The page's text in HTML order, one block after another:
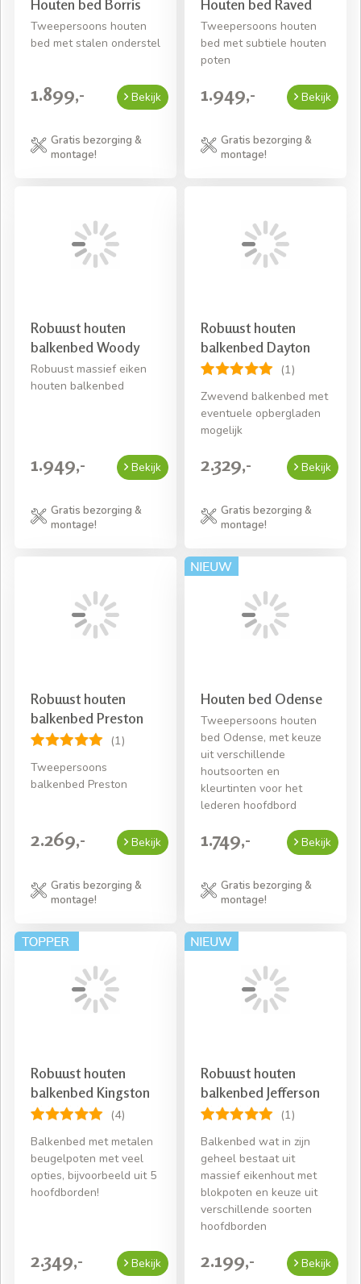
Houten bed Borris
Tweepersoons houten
bed met stalen onderstel
1.899,- Bekijk
Gratis bezorging &
montage!
Houten bed Raved
Tweepersoons houten
bed met subtiele houten
poten
1.949,- Bekijk
Gratis bezorging &
montage!
Robuust houten
balkenbed Woody
Robuust massief eiken
houten balkenbed
1.949,- Bekijk
Gratis bezorging &
montage!
Robuust houten
balkenbed Dayton
(1)
Zwevend balkenbed met
eventuele opbergladen
mogelijk
2.329,- Bekijk
Gratis bezorging &
montage!
Robuust houten
balkenbed Preston
(1)
Tweepersoons
balkenbed Preston
2.269,- Bekijk
Gratis bezorging &
montage!
Houten bed Odense
Tweepersoons houten
bed Odense, met keuze
uit verschillende
houtsoorten en
kleurtinten voor het
lederen hoofdbord
1.749,- Bekijk
Gratis bezorging &
montage!
Robuust houten
balkenbed Kingston
(4)
Balkenbed met metalen
beugelpoten met veel
opties, bijvoorbeeld uit 5
hoofdborden!
2.349,- Bekijk
Robuust houten
balkenbed Jefferson
(1)
Balkenbed wat in zijn
geheel bestaat uit
massief eikenhout met
blokpoten en keuze uit
verschillende soorten
hoofdborden
2.199,- Bekijk